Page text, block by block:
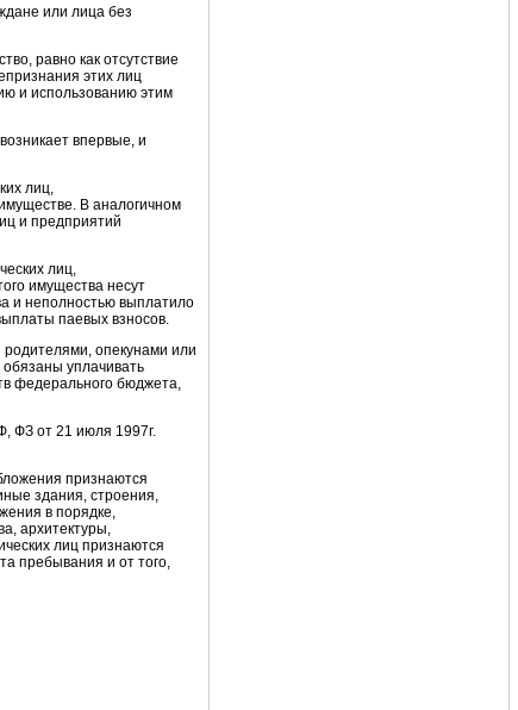
или лица без
равно как отсутствие
этих лиц
и использованию этим
впервые, и
лиц,
В аналогичном
и предприятий
лиц,
имущества несут
и неполностью выплатило
паевых взносов.
опекунами или
уплачивать
федерального бюджета,
ФЗ от 21 июля 1997г.
признаются
здания, строения,
в порядке,
архитектуры,
лиц признаются
пребывания и от того,